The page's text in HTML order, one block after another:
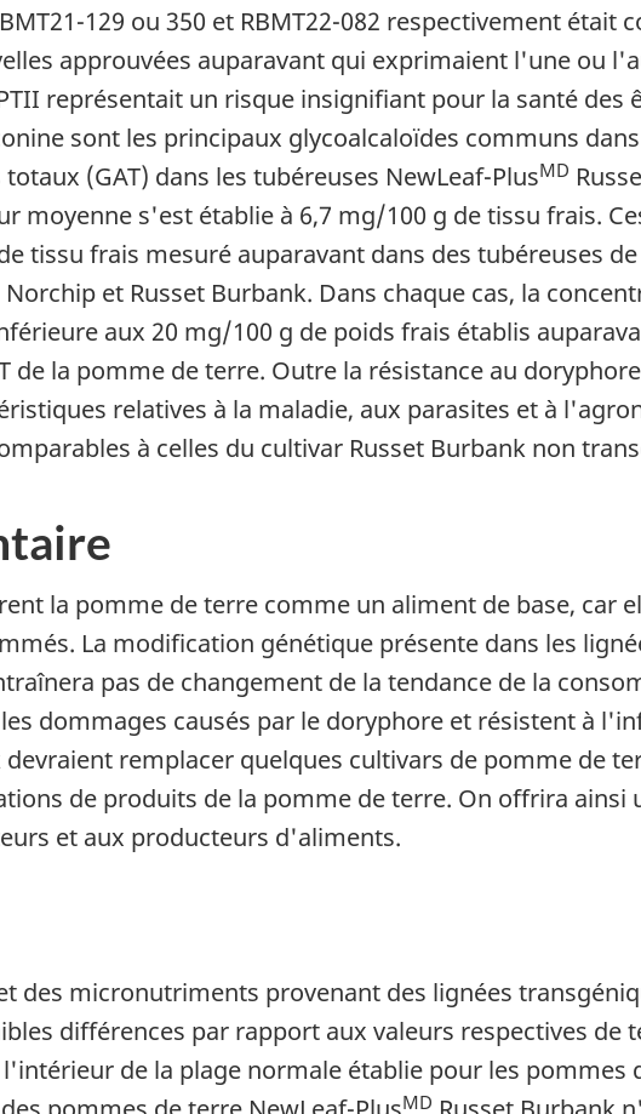
129 ou 350 et RBMT22-082 respectivement était
approuvées auparavant qui exprimaient l'une ou
représentait un risque insignifiant pour la santé des
sont les principaux glycoalcaloïdes communs
(GAT) dans les tubéreuses NewLeaf-PlusMD
moyenne s'est établie à 6,7 mg/100 g de tissu frais.
tissu frais mesuré auparavant dans des tubéreuses
Norchip et Russet Burbank. Dans chaque cas, la
aux 20 mg/100 g de poids frais établis
de la pomme de terre. Outre la résistance au
relatives à la maladie, aux parasites et à
à celles du cultivar Russet Burbank non
la pomme de terre comme un aliment de base, car
La modification génétique présente dans les
pas de changement de la tendance de la
dommages causés par le doryphore et résistent à
devraient remplacer quelques cultivars de pomme de
de produits de la pomme de terre. On offrira ainsi
et aux producteurs d'aliments.
des micronutriments provenant des lignées
différences par rapport aux valeurs respectives
de la plage normale établie pour les pommes
MD